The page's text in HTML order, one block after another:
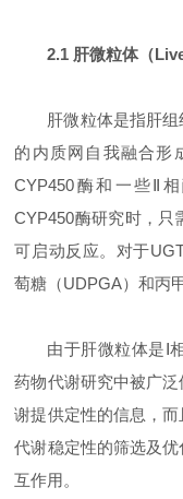
2.1 肝微粒体（
肝微粒体是指肝
的内质网自我融合形
CYP450酶和一些Ⅱ
CYP450酶研究时，只
可启动反应。对于
萄糖（UDPGA）和丙
由于肝微粒体是Ⅰ
药物代谢研究中被广
谢提供定性的信息，
代谢稳定性的筛选及
互作用。